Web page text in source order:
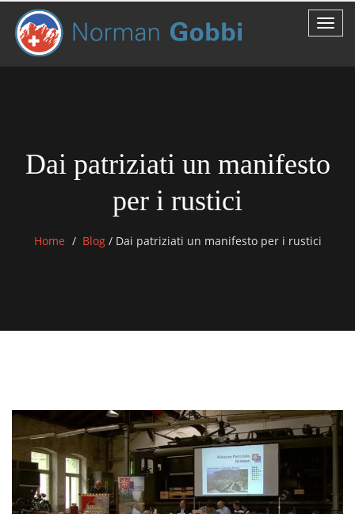
Dai patriziati un manifesto
per i rustici
Home Blog /Dai patriziati un manifesto per i rustici